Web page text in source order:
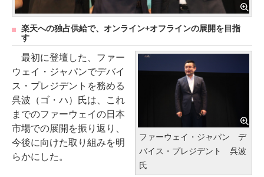
楽天への独占供給で、オンライン+オフラインの展開を目指
す
ファーウェイ・ジャパン デ
バイス・プレジデント 呉波
氏
最初に登壇した、ファー
ウェイ・ジャパンでデバイ
ス・プレジデントを務める
呉波（ゴ・ハ）氏は、これ
までのファーウェイの日本
市場での展開を振り返り、
今後に向けた取り組みを明
らかにした。